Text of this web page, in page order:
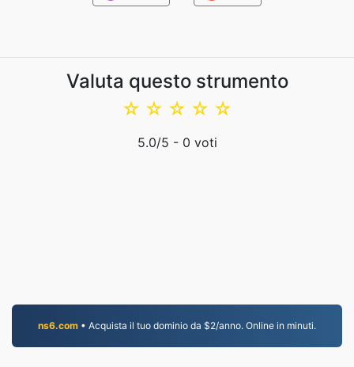
Valuta questo strumento
☆
☆
☆
☆
☆
5.0/5 - 0 voti
ns6.com • Acquista il tuo dominio da $2/anno. Online in minuti.